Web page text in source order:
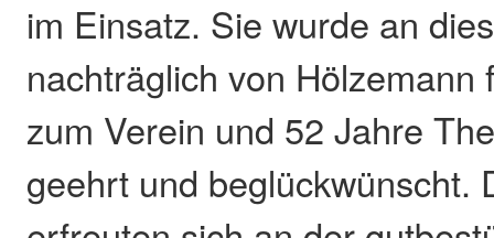
im Einsatz. Sie wurde an
nachträglich von Hölzemann
zum Verein und 52 Jahre
geehrt und beglückwünscht.